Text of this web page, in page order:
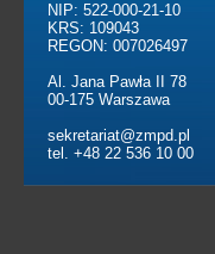
NIP: 522-000-21-10
KRS: 109043
REGON: 007026497
Al. Jana Pawła II 78
00-175 Warszawa
sekretariat@zmpd.pl
tel. +48 22 536 10 00